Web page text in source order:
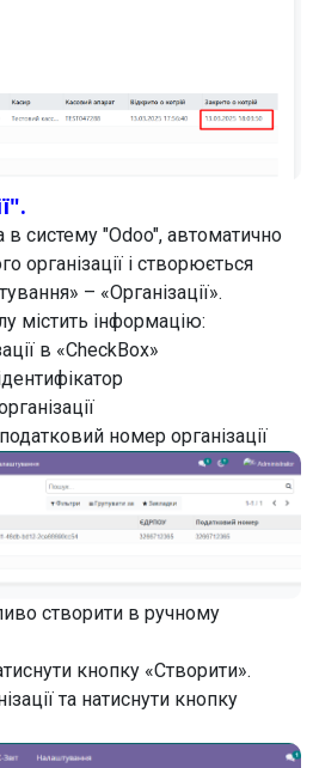
в систему "Odoo", автоматично
організації і створюється
– «Організації».
містить інформацію:
в «CheckBox»
номер організації
створити в ручному
кнопку «Створити».
та натиснути кнопку